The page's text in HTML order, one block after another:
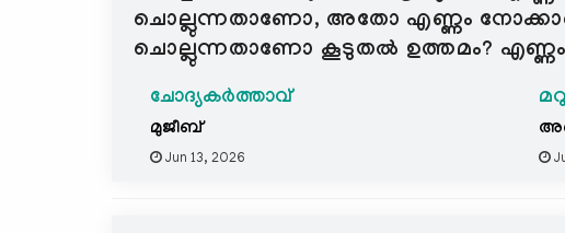
ചൊല്ലുന്നതാണോ, അതോ എണ്ണം
ചൊല്ലുന്നതാണോ കൂടുതൽ ഉത്തമം?
ചോദ്യകർത്താവ്
മുജീബ്
Jun 13, 2026